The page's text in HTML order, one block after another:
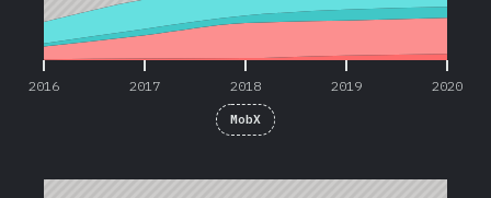
2016 2017 2018 2019 2020
MobX